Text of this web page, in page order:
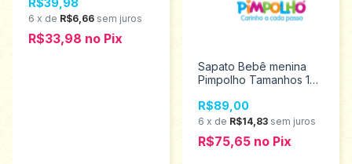
BabyTamanho M 511
R$39,98
6 x de R$6,66 sem juros
R$33,98 no Pix
Sapato Bebê menina
Pimpolho Tamanhos 19
R$89,00
6 x de R$14,83 sem juros
R$75,65 no Pix